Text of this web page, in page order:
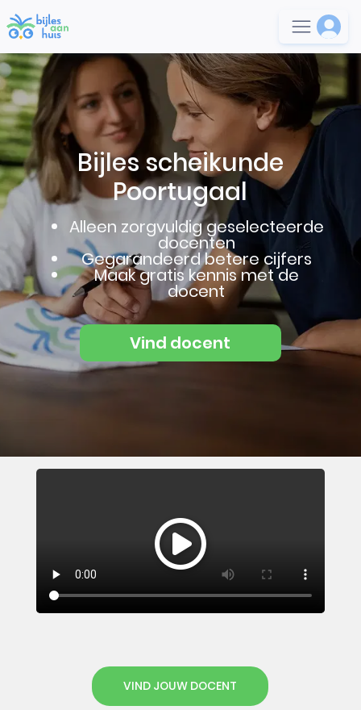
Bijles scheikunde
Poortugaal
Alleen zorgvuldig geselecteerde
docenten
Gegarandeerd betere cijfers
Maak gratis kennis met de
docent
Vind docent
VIND JOUW DOCENT